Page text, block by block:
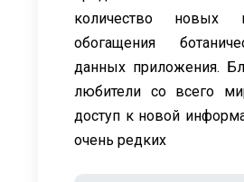
количество новых
обогащения
данных приложения.
любители со всего
доступ к новой
очень редких